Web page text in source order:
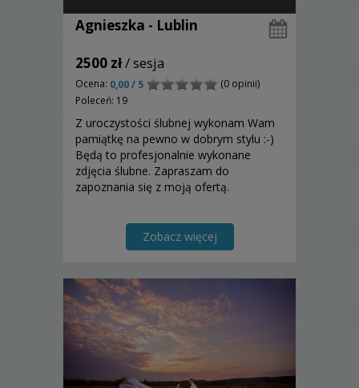
Agnieszka - Lublin
2500 zł/ sesja
Ocena: 0,00 / 5
(0 opinii)
Poleceń: 19
Z uroczystości ślubnej wykonam Wam
pamiątkę na pewno w dobrym stylu :-)
Będą to profesjonalnie wykonane
zdjęcia ślubne. Zapraszam do
zapoznania się z moją ofertą.
Zobacz więcej